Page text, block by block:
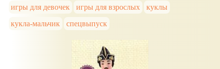
игры для девочек
игры для взрослых
куклы
кукла-мальчик
спецвыпуск